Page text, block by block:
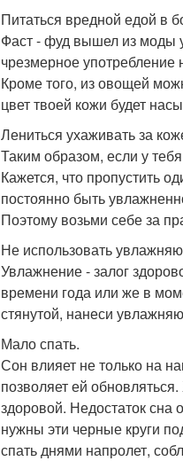
Питаться вредной едой в
Фаст - фуд вышел из моды
чрезмерное
Кроме того, из овощей
цвет твоей кожи будет
Лениться ухаживать за
Таким образом, если у
Кажется, что пропустить
постоянно быть
Поэтому возьми себе за
Не использовать
Увлажнение - залог
времени года или же в
стянутой, нанеси
Мало спать.
Сон влияет не только на
позволяет ей
здоровой. Недостаток сна
нужны эти черные круги
спать днями напролет,